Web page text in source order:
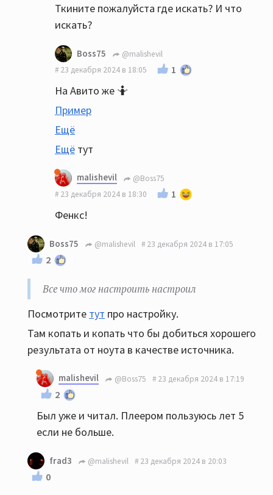
Ткините пожалуйста где искать? И что
искать?
Boss75
@malishevil
23 декабря 2024 в 18:05
1
На Авито же 🤷
Пример
Ещё
Ещё тут
malishevil
@Boss75
23 декабря 2024 в 18:30
1
Фенкс!
Boss75 @malishevil 23 декабря 2024 в 17:05
2
Все что мог настроить настроил
Посмотрите тут про настройку.
Там копать и копать что бы добиться хорошего
результата от ноута в качестве источника.
malishevil @Boss75 23 декабря 2024 в 17:19
2
Был уже и читал. Плеером пользуюсь лет 5
если не больше.
frad3 @malishevil 23 декабря 2024 в 20:03
0